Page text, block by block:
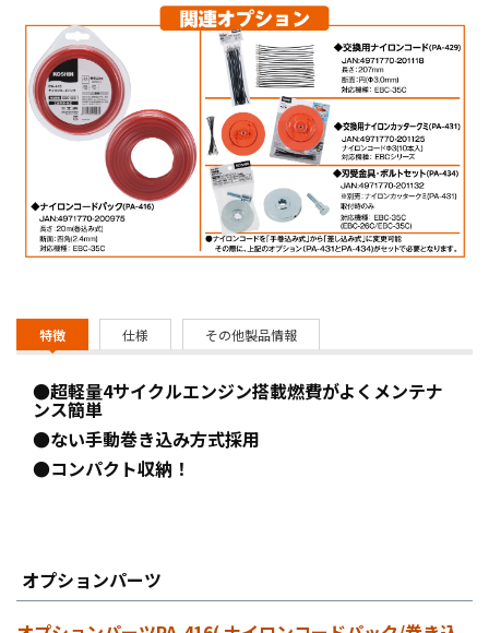
特徴 仕様 その他製品情報
●超軽量4サイクルエンジン搭載燃費がよくメンテナ
ンス簡単
●ない手動巻き込み方式採用
●コンパクト収納！
オプションパーツ